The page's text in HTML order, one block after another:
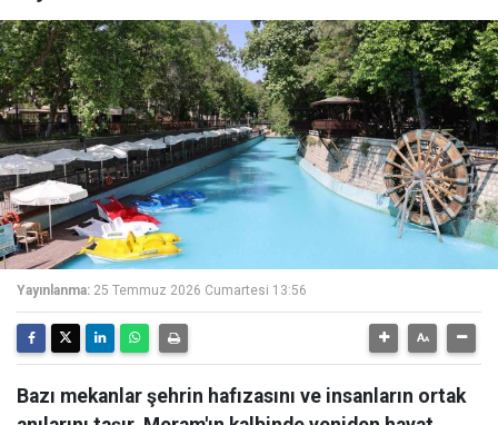
Yayınlanma: 25 Temmuz 2026 Cumartesi 13:56
Bazı mekanlar şehrin hafızasını ve insanların ortak